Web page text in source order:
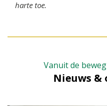
harte toe.
Vanuit de
Nieuws &